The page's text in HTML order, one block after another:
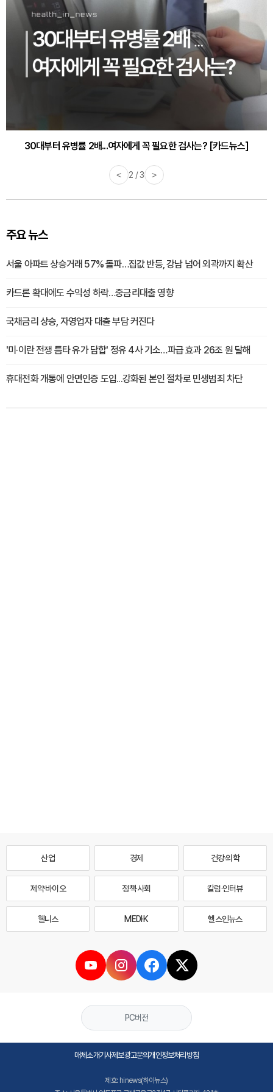
30대부터 유병률 2배...여자에게 꼭 필요한 검사는? [카드뉴스]
감기·독감 예방하고 면역력 높이는 4가지 영양제 [카드뉴스]
< 2 / 3 >
주요 뉴스
서울 아파트 상승거래 57% 돌파…집값 반등, 강남 넘어 외곽까지 확산
카드론 확대에도 수익성 하락…중금리대출 영향
국채금리 상승, 자영업자 대출 부담 커진다
'미·이란 전쟁 틈타 유가 담합' 정유 4사 기소…파급 효과 26조 원 달해
휴대전화 개통에 안면인증 도입...강화된 본인 절차로 민생범죄 차단
산업 경제 건강·의학
제약·바이오 정책·사회 칼럼·인터뷰
웰니스 MEDI·K 헬스인뉴스
PC버전
매체소개기사제보광고문의개인정보처리방침
제호: hinews(하이뉴스)